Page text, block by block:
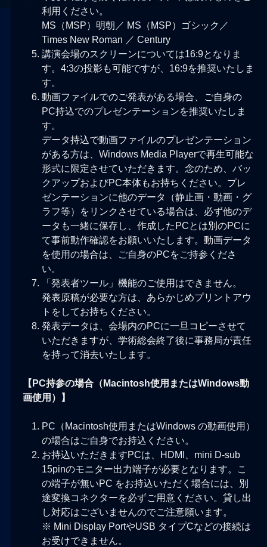
利用ください。
MS（MSP）明朝／ MS（MSP）ゴシック／
Times New Roman ／ Century
講演会場のスクリーンについては16:9となりま
す。4:3の投影も可能ですが、16:9を推奨いたしま
す。
動画ファイルでのご発表がある場合、ご自身の
PC持込でのプレゼンテーションを推奨いたしま
す。
データ持込で動画ファイルのプレゼンテーション
がある方は、Windows Media Playerで再生可能な
形式に限定させていただきます。念のため、バッ
クアップおよびPC本体もお持ちください。プレ
ゼンテーションに他のデータ（静止画・動画・グ
ラフ等）をリンクさせている場合は、必ず他のデ
ータも一緒に保存し、作成したPCとは別のPCに
て事前動作確認をお願いいたします。動画データ
を使用の場合は、ご自身のPCをご持参くださ
い。
「発表者ツール」機能のご使用はできません。
発表原稿が必要な方は、あらかじめプリントアウ
トをしてお持ちください。
発表データは、会場内のPCに一旦コピーさせて
いただきますが、学術総会終了後に事務局が責任
を持って消去いたします。
【PC持参の場合（Macintosh使用またはWindows動
画使用）】
PC（Macintosh使用またはWindows の動画使用）
の場合はご自身でお持込ください。
お持込いただきますPCは、HDMI、mini D-sub
15pinのモニター出力端子が必要となります。こ
の端子が無いPC をお持込いただく場合には、別
途変換コネクターを必ずご用意ください。貸し出
し対応はございませんのでご注意願います。
※ Mini Display PortやUSB タイプCなどの接続は
お受けできません。